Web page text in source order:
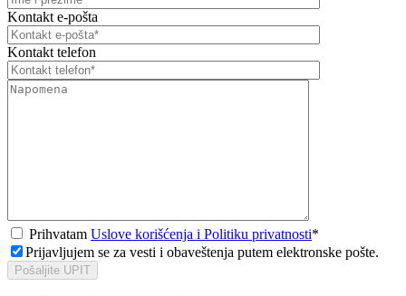
Kontakt e-pošta
Kontakt telefon
Prihvatam Uslove korišćenja i Politiku privatnosti*
Prijavljujem se za vesti i obaveštenja putem elektronske pošte.
Pošaljite UPIT